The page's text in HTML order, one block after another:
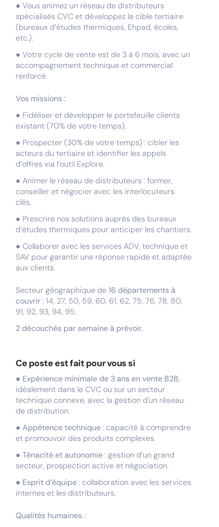
● Vous animez un réseau de distributeurs
spécialisés CVC et développez la cible tertiaire
(bureaux d’études thermiques, Ehpad, écoles,
etc.).
● Votre cycle de vente est de 3 à 6 mois, avec un
accompagnement technique et commercial
renforcé.
Vos missions :
● Fidéliser et développer le portefeuille clients
existant (70% de votre temps).
● Prospecter (30% de votre temps) : cibler les
acteurs du tertiaire et identifier les appels
d’offres via l’outil Explore.
● Animer le réseau de distributeurs : former,
conseiller et négocier avec les interlocuteurs
clés.
● Prescrire nos solutions auprès des bureaux
d’études thermiques pour anticiper les chantiers.
● Collaborer avec les services ADV, technique et
SAV pour garantir une réponse rapide et adaptée
aux clients.
Secteur géographique de16 départements à
couvrir: 14, 27, 50, 59, 60, 61, 62, 75, 76, 78, 80,
91, 92, 93, 94, 95.
2 découchés par semaine à prévoir.
Ce poste est fait pour vous si
● Expérience minimale de 3 ans en vente B2B,
idéalement dans le CVC ou sur un secteur
technique connexe, avec la gestion d'un réseau
de distribution.
● Appétence technique: capacité à comprendre
et promouvoir des produits complexes.
● Ténacité et autonomie: gestion d’un grand
secteur, prospection active et négociation.
● Esprit d’équipe: collaboration avec les services
internes et les distributeurs.
Qualités humaines :